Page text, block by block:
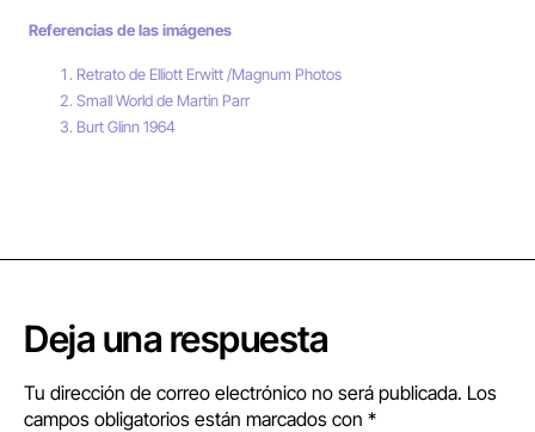
Referencias de las imágenes
Retrato de Elliott Erwitt /Magnum Photos
Small World de Martin Parr
Burt Glinn 1964
Deja una respuesta
Tu dirección de correo electrónico no será publicada. Los
campos obligatorios están marcados con *